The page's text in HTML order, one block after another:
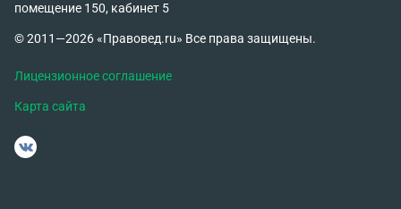
помещение 150, кабинет 5
© 2011—2026 «Правовед.ru» Все права защищены.
Лицензионное соглашение
Карта сайта